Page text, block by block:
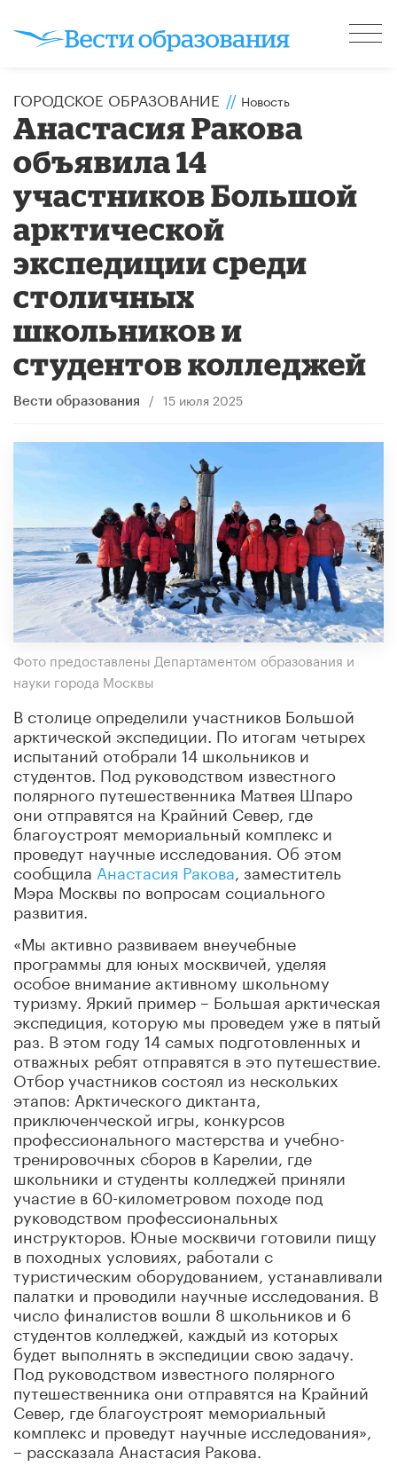
ГОРОДСКОЕ ОБРАЗОВАНИЕ // Новость
Анастасия Ракова
объявила 14
участников Большой
арктической
экспедиции среди
столичных
школьников и
студентов колледжей
Вести образования / 15 июля 2025
Фото предоставлены Департаментом образования и
науки города Москвы
В столице определили участников Большой
арктической экспедиции. По итогам четырех
испытаний отобрали 14 школьников и
студентов. Под руководством известного
полярного путешественника Матвея Шпаро
они отправятся на Крайний Север, где
благоустроят мемориальный комплекс и
проведут научные исследования. Об этом
сообщила Анастасия Ракова , заместитель
Мэра Москвы по вопросам социального
развития.
«Мы активно развиваем внеучебные
программы для юных москвичей, уделяя
особое внимание активному школьному
туризму. Яркий пример – Большая арктическая
экспедиция, которую мы проведем уже в пятый
раз. В этом году 14 самых подготовленных и
отважных ребят отправятся в это путешествие.
Отбор участников состоял из нескольких
этапов: Арктического диктанта,
приключенческой игры, конкурсов
профессионального мастерства и учебно-
тренировочных сборов в Карелии, где
школьники и студенты колледжей приняли
участие в 60-километровом походе под
руководством профессиональных
инструкторов. Юные москвичи готовили пищу
в походных условиях, работали с
туристическим оборудованием, устанавливали
палатки и проводили научные исследования. В
число финалистов вошли 8 школьников и 6
студентов колледжей, каждый из которых
будет выполнять в экспедиции свою задачу.
Под руководством известного полярного
путешественника они отправятся на Крайний
Север, где благоустроят мемориальный
комплекс и проведут научные исследования»,
– рассказала Анастасия Ракова.